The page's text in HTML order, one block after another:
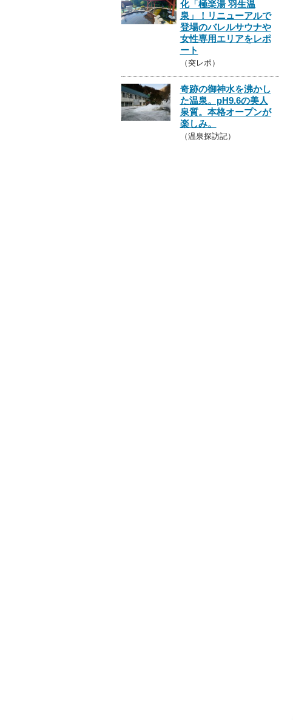
化「極楽湯 羽生温
泉」！リニューアルで
登場のバレルサウナや
女性専用エリアをレポ
ート
（突レポ）
奇跡の御神水を沸かし
た温泉。pH9.6の美人
泉質。本格オープンが
楽しみ。
（温泉探訪記）